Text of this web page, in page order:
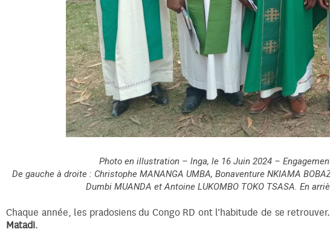
Photo en illustration – lnga, le 16 Juin 2024 –
De gauche à droite : Christophe MANANGA UMBA, Bonaventure NKIAMA
Dumbi MUANDA et Antoine LUKOMBO TOKO TSASA. En
Chaque année, les pradosiens du Congo RD ont l’habitude de se
Matadi.